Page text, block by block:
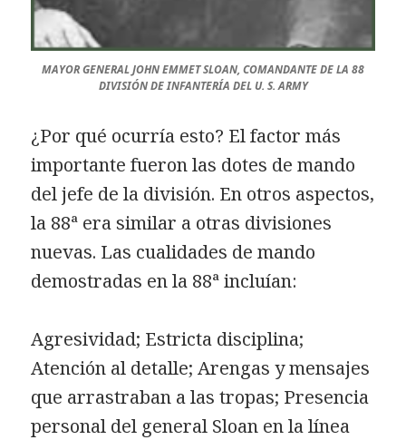
MAYOR GENERAL JOHN EMMET SLOAN, COMANDANTE DE LA 88
DIVISIÓN DE INFANTERÍA DEL U. S. ARMY
¿Por qué ocurría esto? El factor más
importante fueron las dotes de mando
del jefe de la división. En otros aspectos,
la 88ª era similar a otras divisiones
nuevas. Las cualidades de mando
demostradas en la 88ª incluían:
Agresividad; Estricta disciplina;
Atención al detalle; Arengas y mensajes
que arrastraban a las tropas; Presencia
personal del general Sloan en la línea